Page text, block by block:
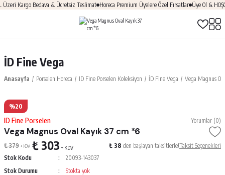
Kargo Bedava & Ücretsiz Teslimat Horeca Premium Üyelere Özel Fırsatlar Üye Ol &
İD Fine Vega
Anasayfa Porselen Horeca ID Fine Porselen Koleksiyon İD Fine Vega Vega Magnus
%20
ID Fine Porselen Yorumlar (0)
Vega Magnus Oval Kayık 37 cm *6
₺ 379 + KDV ₺ 303 + KDV ₺ 38 den başlayan taksitlerle!Taksit Seçenekleri
Stok Kodu
20093-143037
Stok Durumu
Stokta yok